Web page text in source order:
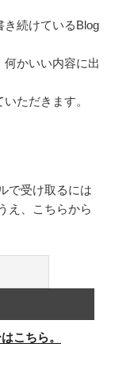
続けているBlog
かいい内容に出
ただきます。
で受け取るには
え、こちらから
こちら。